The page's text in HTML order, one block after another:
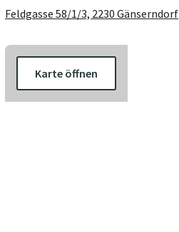
Feldgasse 58/1/3, 2230 Gänserndorf
Karte öffnen